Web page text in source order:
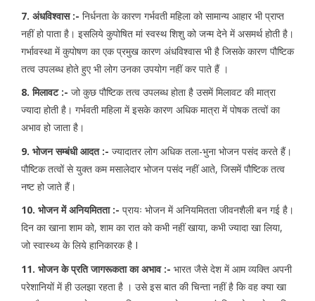
7. अंधविश्वास :- निर्धनता के कारण गर्भवती महिला को सामान्य आहार भी प्राप्त
नहीं हो पाता है। इसलिये कुपोषित मां स्वस्थ शिशु को जन्म देने में असमर्थ होती है।
गर्भावस्था में कुपोषण का एक प्रमुख कारण अंधविश्वास भी है जिसके कारण पौष्टिक
तत्व उपलब्ध होते हुए भी लोग उनका उपयोग नहीं कर पाते हैं ।
8. मिलावट :- जो कुछ पौष्टिक तत्व उपलब्ध होता है उसमें मिलावट की मात्रा
ज्यादा होती है। गर्भवती महिला में इसके कारण अधिक मात्रा में पोषक तत्वों का
अभाव हो जाता है।
9. भोजन सम्बंधी आदत :- ज्यादातर लोग अधिक तला-भुना भोजन पसंद करते हैं।
पौष्टिक तत्वों से युक्त कम मसालेदार भोजन पसंद नहीं आते, जिसमें पौष्टिक तत्व
नष्ट हो जाते हैं।
10. भोजन में अनियमितता :- प्रायः भोजन में अनियमितता जीवनशैली बन गई है।
दिन का खाना शाम को, शाम का रात को कभी नहीं खाया, कभी ज्यादा खा लिया,
जो स्वास्थ्य के लिये हानिकारक है I
11. भोजन के प्रति जागरूकता का अभाव :- भारत जैसे देश में आम व्यक्ति अपनी
परेशानियों में ही उलझा रहता है । उसे इस बात की चिन्ता नहीं है कि वह क्या खा